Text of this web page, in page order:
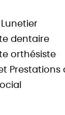
dentaire
orthésiste
Prestations